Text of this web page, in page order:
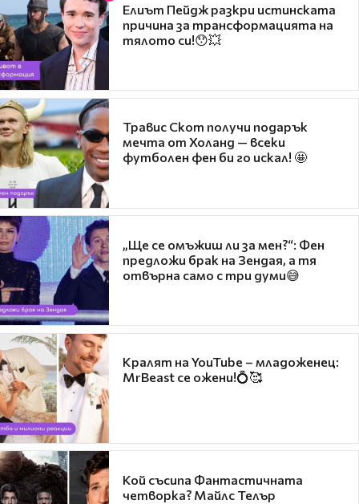
Елиът Пейдж разкри истинската
причина за трансформацията на
тялото си!😯💥
Травис Скот получи подарък
мечта от Холанд — всеки
футболен фен би го искал! 🤩
„Ще се омъжиш ли за мен?“: Фен
предложи брак на Зендая, а тя
отвърна само с три думи😅
Кралят на YouTube – младоженец:
MrBeast се ожени!💍🥰
Кой съсипа Фантастичната
четворка? Майлс Телър